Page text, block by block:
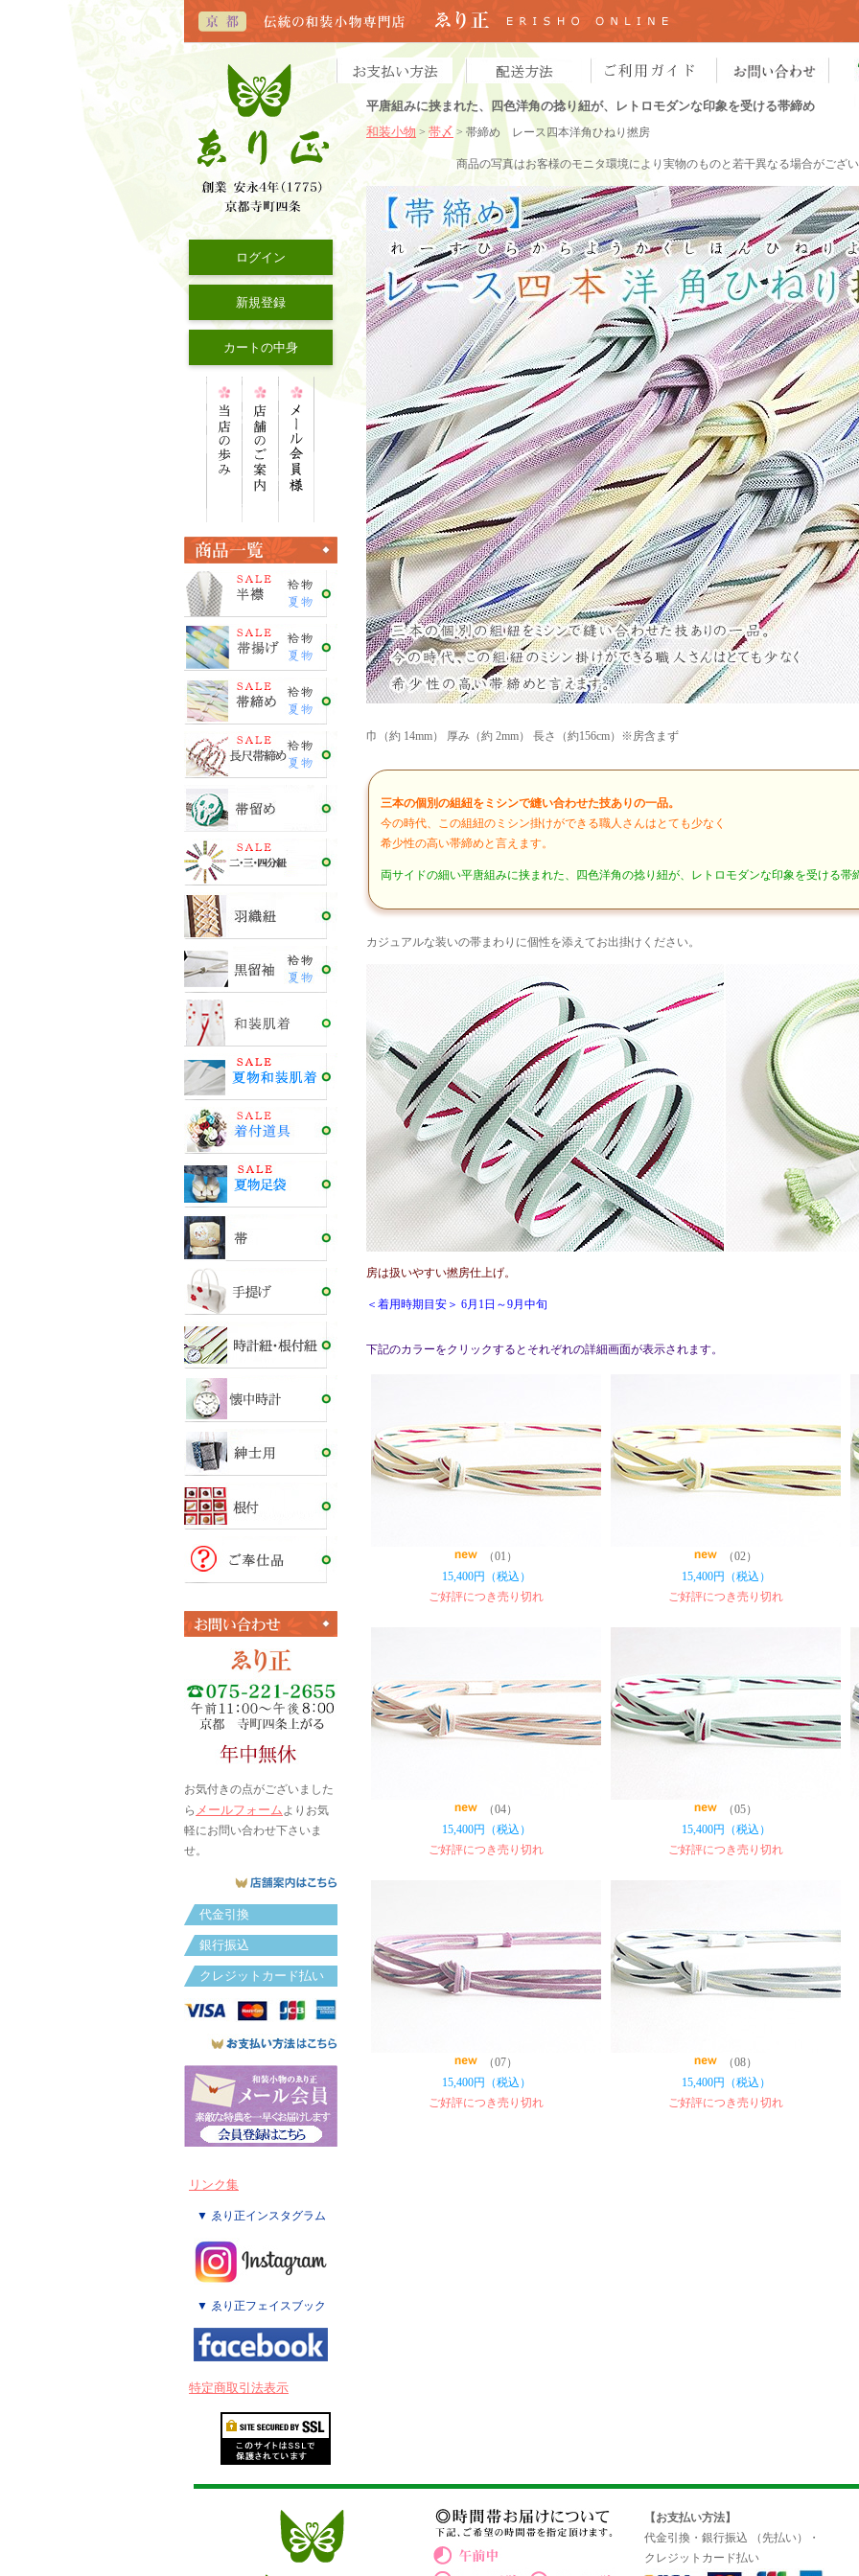
ログイン
新規登録
カートの中身
お気付きの点がございました
ら メールフォームよりお気
軽にお問い合わせ下さいま
せ。
代金引換
銀行振込
クレジットカード払い
リンク集
▼ ゑり正インスタグラム
▼ ゑり正フェイスブック
特定商取引法表示
平唐組みに挟まれた、四色洋角の捻り紐が、レトロモダンな印象を受ける帯締め
和装小物 > 帯〆 > 帯締め レース四本洋角ひねり撚房
商品の写真はお客様のモニタ環境により実物のものと若干異なる場合がござ
巾（約 14mm） 厚み（約 2mm） 長さ（約156cm）※房含まず
三本の個別の組紐をミシンで縫い合わせた技ありの一品。
今の時代、この組紐のミシン掛けができる職人さんはとても少なく
希少性の高い帯締めと言えます。
両サイドの細い平唐組みに挟まれた、四色洋角の捻り紐が、レトロモダンな印象を受ける帯
カジュアルな装いの帯まわりに個性を添えてお出掛けください。
房は扱いやすい撚房仕上げ。
＜着用時期目安＞ 6月1日～9月中旬
下記のカラーをクリックするとそれぞれの詳細画面が表示されます。
（01）
15,400円（税込）
ご好評につき売り切れ
（02）
15,400円（税込）
ご好評につき売り切れ
（04）
15,400円（税込）
ご好評につき売り切れ
（05）
15,400円（税込）
ご好評につき売り切れ
（07）
15,400円（税込）
ご好評につき売り切れ
（08）
15,400円（税込）
ご好評につき売り切れ
【お支払い方法】
代金引換・銀行振込 （先払い）・
クレジットカード払い